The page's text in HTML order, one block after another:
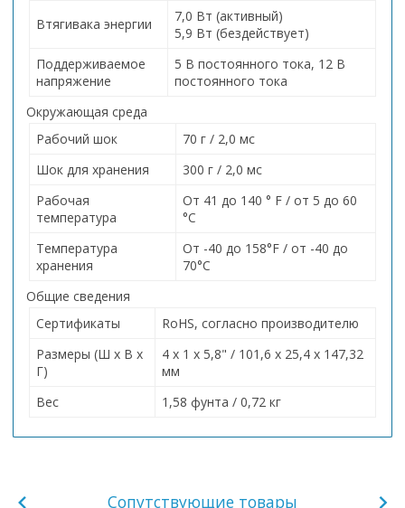
Втягивака энергии
7,0 Вт (активный)
5,9 Вт (бездействует)
Поддерживаемое
напряжение
5 В постоянного тока, 12 В
постоянного тока
Окружающая среда
Рабочий шок
70 г / 2,0 мс
Шок для хранения
300 г / 2,0 мс
Рабочая
температура
От 41 до 140 ° F / от 5 до 60
°C
Температура
хранения
От -40 до 158°F / от -40 до
70°C
Общие сведения
Сертификаты
RoHS, согласно производителю
Размеры (Ш x В x
Г)
4 x 1 x 5,8" / 101,6 x 25,4 x 147,32
мм
Вес
1,58 фунта / 0,72 кг
Сопутствующие товары